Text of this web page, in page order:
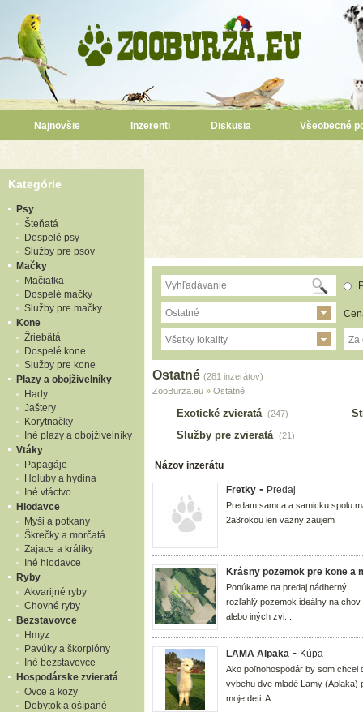
Najnovšie Inzerenti Diskusia Všeobecné
Kategórie
Psy
Šteňatá
Dospelé psy
Služby pre psov
Mačky
Mačiatka
Dospelé mačky
Služby pre mačky
Kone
Žriebätá
Dospelé kone
Služby pre kone
Plazy a obojživelníky
Hady
Jaštery
Korytnačky
Iné plazy a obojživelníky
Vtáky
Papagáje
Holuby a hydina
Iné vtáctvo
Hlodavce
Myši a potkany
Škrečky a morčatá
Zajace a králiky
Iné hlodavce
Ryby
Akvarijné ryby
Chovné ryby
Bezstavovce
Hmyz
Pavúky a škorpióny
Iné bezstavovce
Hospodárske zvieratá
Ovce a kozy
Dobytok a ošípané
Ostatné
Všetky lokality Za
Ostatné (281 inzerátov)
ZooBurza.eu » Ostatné
Exotické zvieratá (247)
Služby pre zvieratá (21)
Názov inzerátu
Fretky - Predaj
Predam samca a samicku spolu
2a3rokou len vazny zaujem
Krásny pozemok pre kone a
Ponúkame na predaj nádherný
rozľahlý pozemok ideálny na chov
alebo iných zvi...
LAMA Alpaka - Kúpa
Ako poľnohospodár by som chcel
výbehu dve mladé Lamy (Aplaka)
moje deti. A...